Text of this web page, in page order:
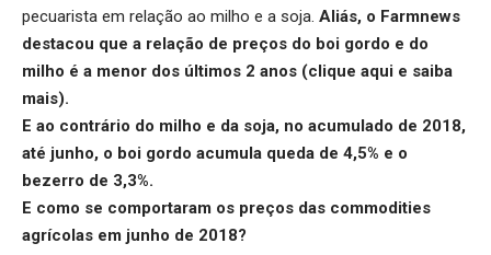
pecuarista em relação ao milho e a soja. Aliás, o Farmnews
destacou que a relação de preços do boi gordo e do
milho é a menor dos últimos 2 anos (clique aqui e saiba
mais).
E ao contrário do milho e da soja, no acumulado de 2018,
até junho, o boi gordo acumula queda de 4,5% e o
bezerro de 3,3%.
E como se comportaram os preços das commodities
agrícolas em junho de 2018?